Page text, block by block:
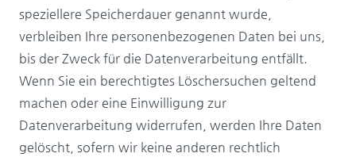
speziellere Speicherdauer genannt wurde,
verbleiben Ihre personenbezogenen Daten bei uns,
bis der Zweck für die Datenverarbeitung entfällt.
Wenn Sie ein berechtigtes Löschersuchen geltend
machen oder eine Einwilligung zur
Datenverarbeitung widerrufen, werden Ihre Daten
gelöscht, sofern wir keine anderen rechtlich